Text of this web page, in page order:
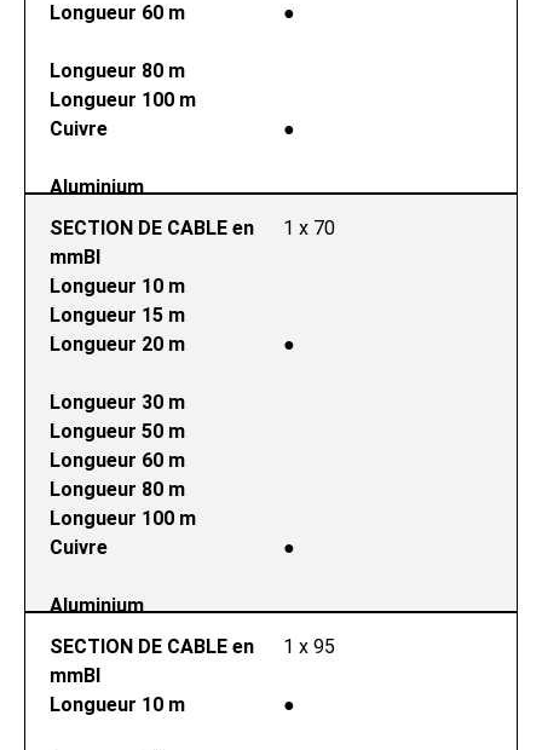
Longueur 60 m
●
Longueur 80 m
Longueur 100 m
Cuivre
●
Aluminium
SECTION DE CABLE en
mmВІ
1 x 70
Longueur 10 m
Longueur 15 m
Longueur 20 m
●
Longueur 30 m
Longueur 50 m
Longueur 60 m
Longueur 80 m
Longueur 100 m
Cuivre
●
Aluminium
SECTION DE CABLE en
mmВІ
1 x 95
Longueur 10 m ●